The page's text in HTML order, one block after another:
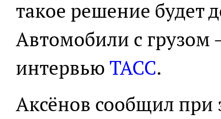
такое решение будет
Автомобили с грузом
интервью ТАСС.
Аксёнов сообщил при